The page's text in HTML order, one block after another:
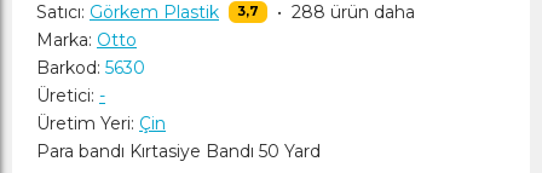
Satıcı: Görkem Plastik 3,7 • 288 ürün daha
Marka: Otto
Barkod: 5630
Üretici: -
Üretim Yeri: Çin
Para bandı Kırtasiye Bandı 50 Yard